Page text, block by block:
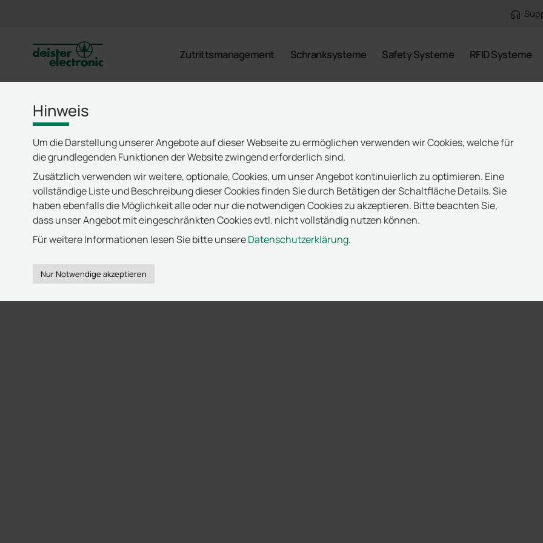
deister Zutrittsmanagement Schranksysteme Safety Systeme RFID Systeme
Hinweis
Um die Darstellung unserer Angebote auf dieser Webseite zu ermöglichen verwenden wir Cookies, welche für
die grundlegenden Funktionen der Website zwingend erforderlich sind.
Zusätzlich verwenden wir weitere, optionale, Cookies, um unser Angebot kontinuierlich zu optimieren. Eine
vollständige Liste und Beschreibung dieser Cookies finden Sie durch Betätigen der Schaltfläche Details. Sie
haben ebenfalls die Möglichkeit alle oder nur die notwendigen Cookies zu akzeptieren. Bitte beachten Sie,
dass unser Angebot mit eingeschränkten Cookies evtl. nicht vollständig nutzen können.
Für weitere Informationen lesen Sie bitte unsereDatenschutzerklärung.